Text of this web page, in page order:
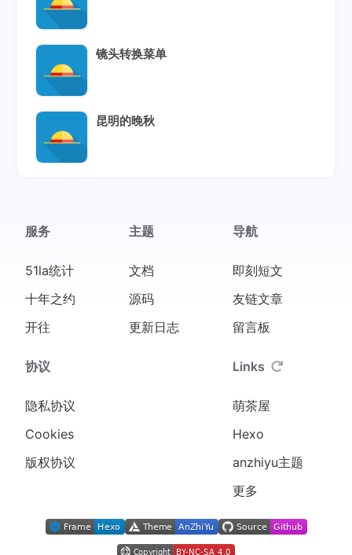
镜头转换菜单
昆明的晚秋
服务
51la统计
十年之约
开往
主题
文档
源码
更新日志
导航
即刻短文
友链文章
留言板
协议
隐私协议
Cookies
版权协议
Links
萌茶屋
Hexo
anzhiyu主题
更多